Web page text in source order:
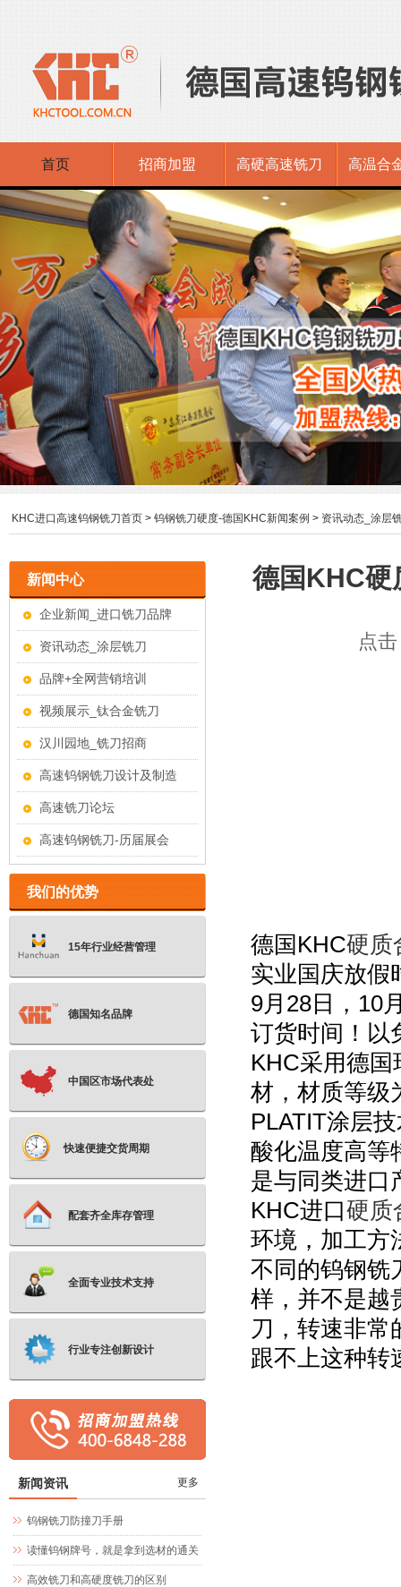
首页 招商加盟 高硬高速铣刀 高温合
KHC进口高速钨钢铣刀首页 > 钨钢铣刀硬度-德国KHC新闻案例 > 资讯动态_涂层
德国KHC硬
点
德国 KHC硬质
实业国庆放假
9月 28日， 10
订货时间！以
KHC采用德国
材，材质等级
PLATIT涂层
酸化温度高等
是与同类进口
KHC进口硬质
环境，加工方
不同的钨钢铣
样，并不是越
刀，转速非常
跟不上这种转
新闻中心
企业新闻_进口铣刀品牌
资讯动态_涂层铣刀
品牌+全网营销培训
视频展示_钛合金铣刀
汉川园地_铣刀招商
高速钨钢铣刀设计及制造
高速铣刀论坛
高速钨钢铣刀-历届展会
我们的优势
15年行业经营管理
德国知名品牌
中国区市场代表处
快速便捷交货周期
配套齐全库存管理
全面专业技术支持
行业专注创新设计
新闻资讯 更多
钨钢铣刀防撞刀手册
读懂钨钢牌号，就是拿到选材的通关
文牒
高效铣刀和高硬度铣刀的区别